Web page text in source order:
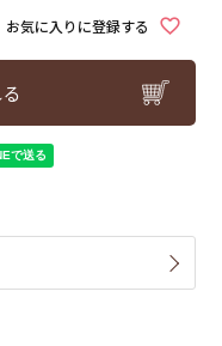
お気に入りに登録する